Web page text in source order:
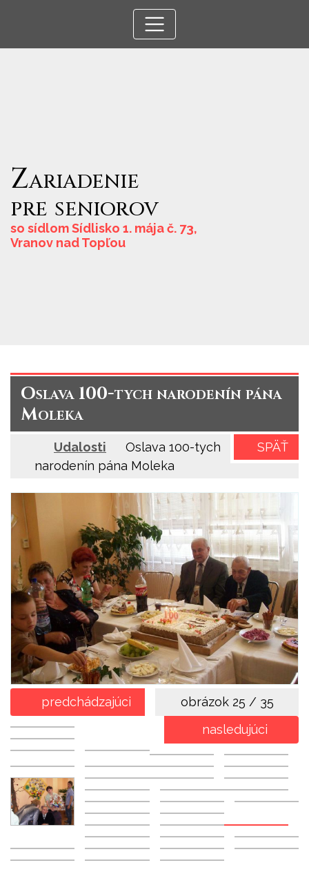
Zariadenie
pre seniorov
so sídlom Sídlisko 1. mája č. 73,
Vranov nad Topľou
Oslava 100-tych narodenín pána
Moleka
SPÄŤ
Udalosti
Oslava 100-tych
narodenín pána Moleka
predchádzajúci obrázok 25 / 35
nasledujúci